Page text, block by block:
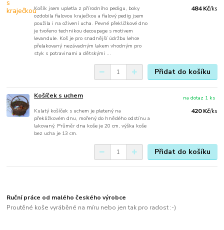
Košík jsem upletla z přírodního pedigu, boky
ozdobila fialovou kraječkou a fialový pedig jsem
použila i na oživení ucha. Pevné překližkové dno
je tvořeno technikou decoupage s motivem
levandule. Koš je pro snadnější údržbu lehce
přelakovaný nezávadným lakem vhodným pro
styk s potravinami a dětskými ...
484 Kč/ks
Přidat do košíku
Košíček s uchem
Kulatý košíček s uchem je pletený na
překližkovém dnu, mořený do hnědého odstínu a
lakovaný. Průměr dna koše je 20 cm, výška koše
bez ucha je 13 cm.
420 Kč/ks
na dotaz 1 ks
Přidat do košíku
Ruční práce od malého českého výrobce
Proutěné koše vyráběné na míru nebo jen tak pro radost :-)